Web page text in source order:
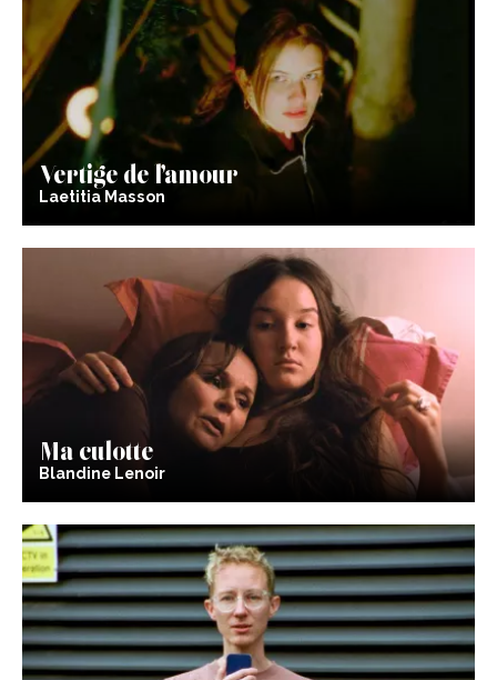
Vertige de l’amour
Laetitia Masson
Ma culotte
Blandine Lenoir